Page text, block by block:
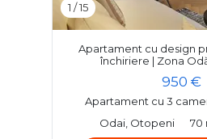
1 /15
Apartament cu design
închiriere | Zona
950 €
Apartament cu 3
Odai, Otopeni
70